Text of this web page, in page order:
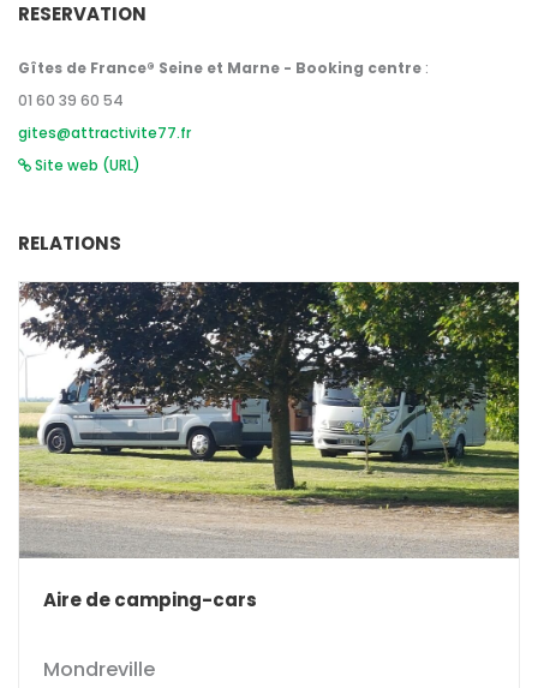
RESERVATION
Gîtes de France® Seine et Marne - Booking centre :
01 60 39 60 54
gites@attractivite77.fr
Site web (URL)
RELATIONS
Aire de camping-cars
Mondreville